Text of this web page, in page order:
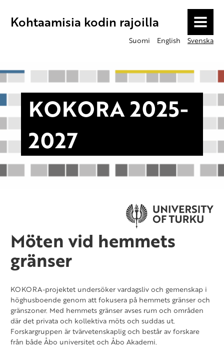
Kohtaamisia kodin rajoilla MENU
Suomi English Svenska
KOKORA 2025-
2027
Möten vid hemmets
gränser
KOKORA-projektet undersöker vardagsliv och gemenskap i
höghusboende genom att fokusera på hemmets gränser och
gränszoner. Med hemmets gränser avses rum och områden
där det privata och kollektiva möts och suddas ut.
Forskargruppen är tvärvetenskaplig och består av forskare
från både Åbo universitet och Åbo Akademi.